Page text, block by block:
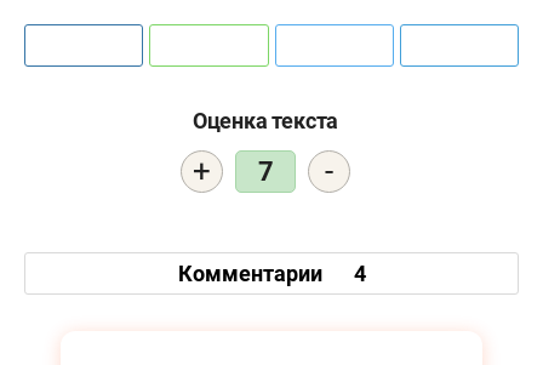
Оценка текста
+ 7 -
Комментарии 4